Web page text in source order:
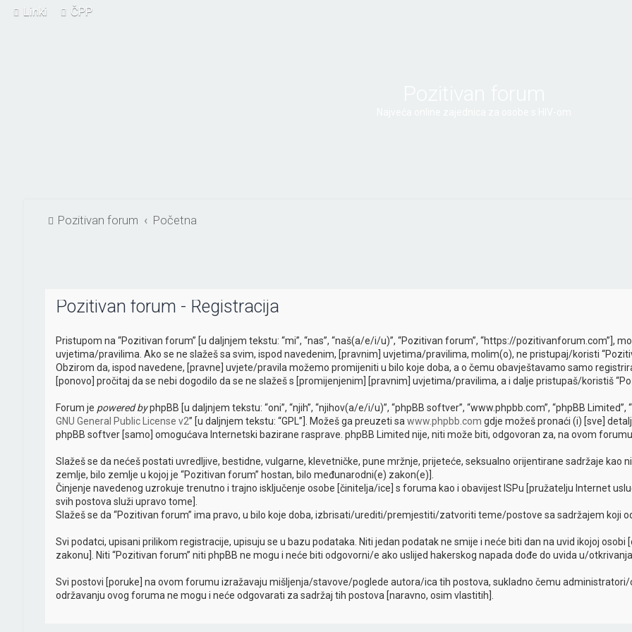
Linki ČPP
Pozitivan forum Početna
Pozitivan forum - Registracija
Pristupom na “Pozitivan forum” [u daljnjem tekstu: “mi”, “nas”, “naš(a/e/i/u)”, “Pozitivan forum”, “https://pozitivanforum.com”],
uvjetima/pravilima. Ako se ne slažeš sa svim, ispod navedenim, [pravnim] uvjetima/pravilima, molim(o), ne pristupaj/koristi
Obzirom da, ispod navedene, [pravne] uvjete/pravila možemo promijeniti u bilo koje doba, a o čemu obavještavamo samo
[ponovo] pročitaj da se nebi dogodilo da se ne slažeš s [promijenjenim] [pravnim] uvjetima/pravilima, a i dalje pristupaš/koristiš
Forum je powered byphpBB [u daljnjem tekstu: “oni”, “njih”, “njihov(a/e/i/u)”, “phpBB softver”, “www.phpbb.com”, “phpBB Limited”,
GNU General Public License v2” [u daljnjem tekstu: “GPL”]. Možeš ga preuzeti sa www.phpbb.com gdje možeš pronaći (i) [sve]
phpBB softver [samo] omogućava Internetski bazirane rasprave. phpBB Limited nije, niti može biti, odgovoran za, na ovom
Slažeš se da nećeš postati uvredljive, bestidne, vulgarne, klevetničke, pune mržnje, prijeteće, seksualno orijentirane sadržaje kao
zemlje, bilo zemlje u kojoj je “Pozitivan forum” hostan, bilo međunarodni(e) zakon(e)].
Činjenje navedenog uzrokuje trenutno i trajno isključenje osobe [činitelja/ice] s foruma kao i obavijest ISPu [pružatelju Internet
svih postova služi upravo tome].
Slažeš se da “Pozitivan forum” ima pravo, u bilo koje doba, izbrisati/urediti/premjestiti/zatvoriti teme/postove sa sadržajem koji
Svi podatci, upisani prilikom registracije, upisuju se u bazu podataka. Niti jedan podatak ne smije i neće biti dan na uvid ikojoj
zakonu]. Niti “Pozitivan forum” niti phpBB ne mogu i neće biti odgovorni/e ako uslijed hakerskog napada dođe do uvida u/
Svi postovi [poruke] na ovom forumu izražavaju mišljenja/stavove/poglede autora/ica tih postova, sukladno čemu
održavanju ovog foruma ne mogu i neće odgovarati za sadržaj tih postova [naravno, osim vlastitih].